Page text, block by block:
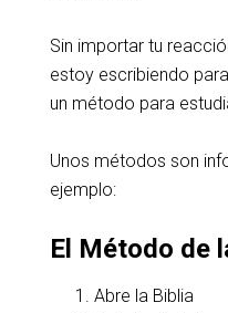
Sin importar tu
estoy escribiendo
un método para
Unos métodos son
ejemplo:
El Método de
Abre la Biblia